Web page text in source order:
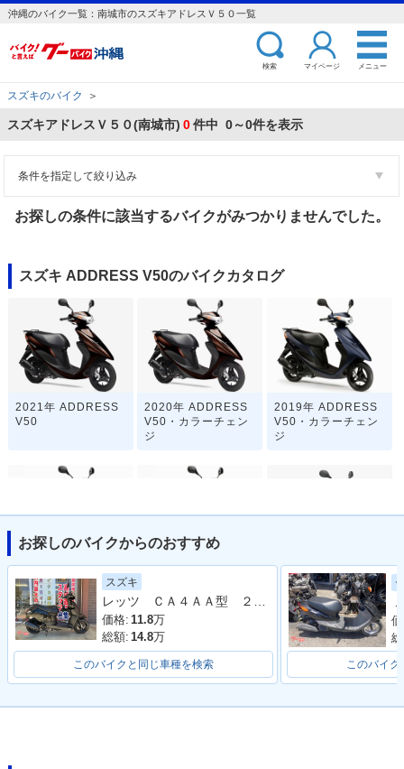
沖縄のバイク一覧：南城市のスズキアドレスＶ５０一覧
検索 マイページ メニュー
スズキのバイク ＞
スズキアドレスＶ５０(南城市) 0件中 0～0件を表示
条件を指定して絞り込み
お探しの条件に該当するバイクがみつかりませんでした。
スズキ ADDRESS V50のバイクカタログ
2021年 ADDRESS
V50
2020年 ADDRESS
V50・カラーチェン
ジ
2019年 ADDRESS
V50・カラーチェン
ジ
2018年 ADDRESS
V50・マイナーチェ
ンジ
ンジ
2014年 ADDRESS
V50・カラーチェン
お探しのバイクからのおすすめ
スズキ
レッツ ＣＡ４ＡＡ型 ２０２１年モデル リアキャリア コンビニフック
価格: 11.8万
総額: 14.8万
このバイクと同じ車種を検索 このバイク